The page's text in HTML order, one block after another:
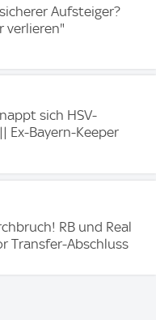
Aufsteiger?
verlieren"
sich HSV-
Ex-Bayern-Keeper
RB und Real
Transfer-Abschluss